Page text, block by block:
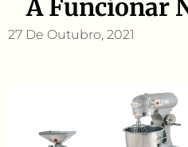
A Funcionar
27 De Outubro, 2021